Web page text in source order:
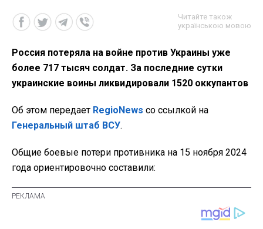
Читайте також
українською мовою
Россия потеряла на войне против Украины уже
более 717 тысяч солдат. За последние сутки
украинские воины ликвидировали 1520 оккупантов
Об этом передает RegioNews со ссылкой на
Генеральный штаб ВСУ.
Общие боевые потери противника на 15 ноября 2024
года ориентировочно составили: